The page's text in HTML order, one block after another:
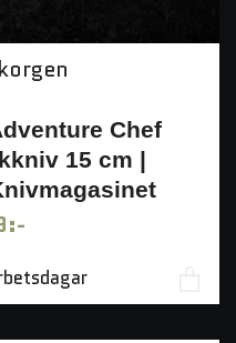
Chef
15 cm |